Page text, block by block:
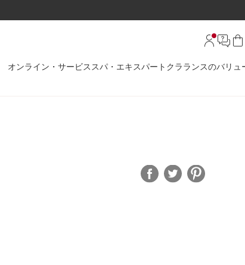
オンライン・サービス スパ・エキスパート クラランスのバリュ